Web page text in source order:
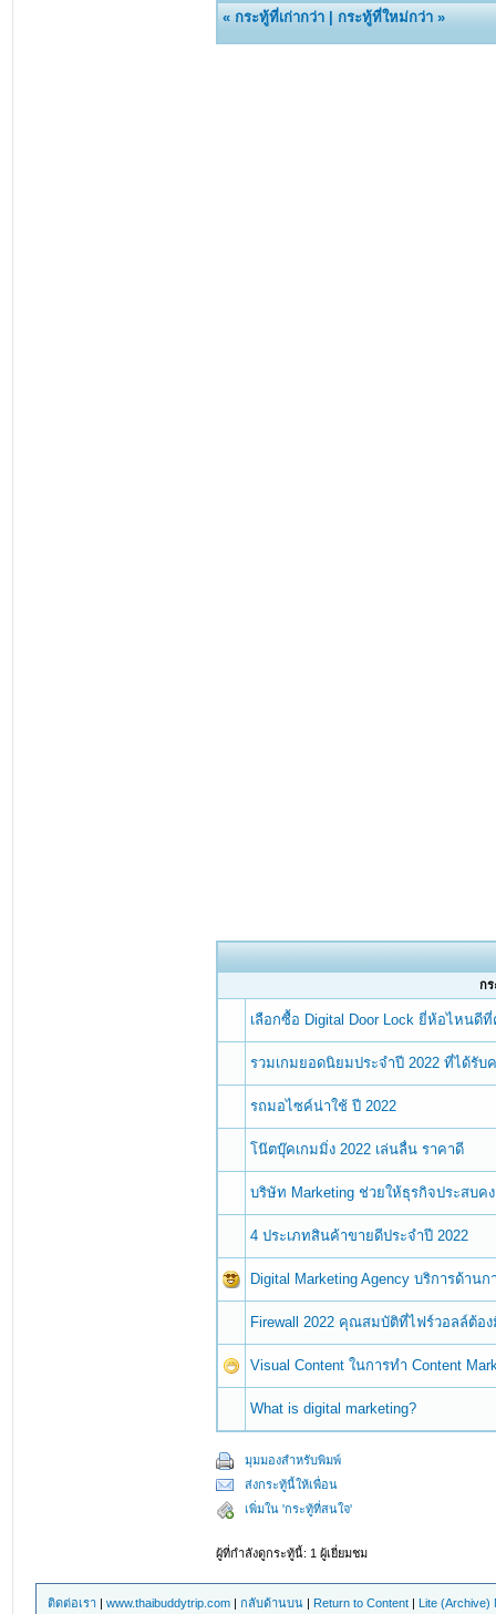
«กระทู้ที่เก่ากว่า |กระทู้ที่ใหม่กว่า »
กร
เลือกซื้อ Digital Door Lock ยี่ห้อไหน
รวมเกมยอดนิยมประจำปี 2022 ที่ได้รั
รถมอไซค์น่าใช้ ปี 2022
โน๊ตบุ๊คเกมมิ่ง 2022 เล่นลื่น ราคาดี
บริษัท Marketing ช่วยให้ธุรกิจประสบคง
4 ประเภทสินค้าขายดีประจำปี 2022
Digital Marketing Agency บริการด้าน
Firewall 2022 คุณสมบัติที่ไฟร์วอลล์ต้อง
Visual Content ในการทำ Content
What is digital marketing?
มุมมองสำหรับพิมพ์
ส่งกระทู้นี้ให้เพื่อน
เพิ่มใน 'กระทู้ที่สนใจ'
ผู้ที่กำลังดูกระทู้นี้: 1 ผู้เยี่ยมชม
ติดต่อเรา |www.thaibuddytrip.com |กลับด้านบน | Return to Content | Lite (Archive)